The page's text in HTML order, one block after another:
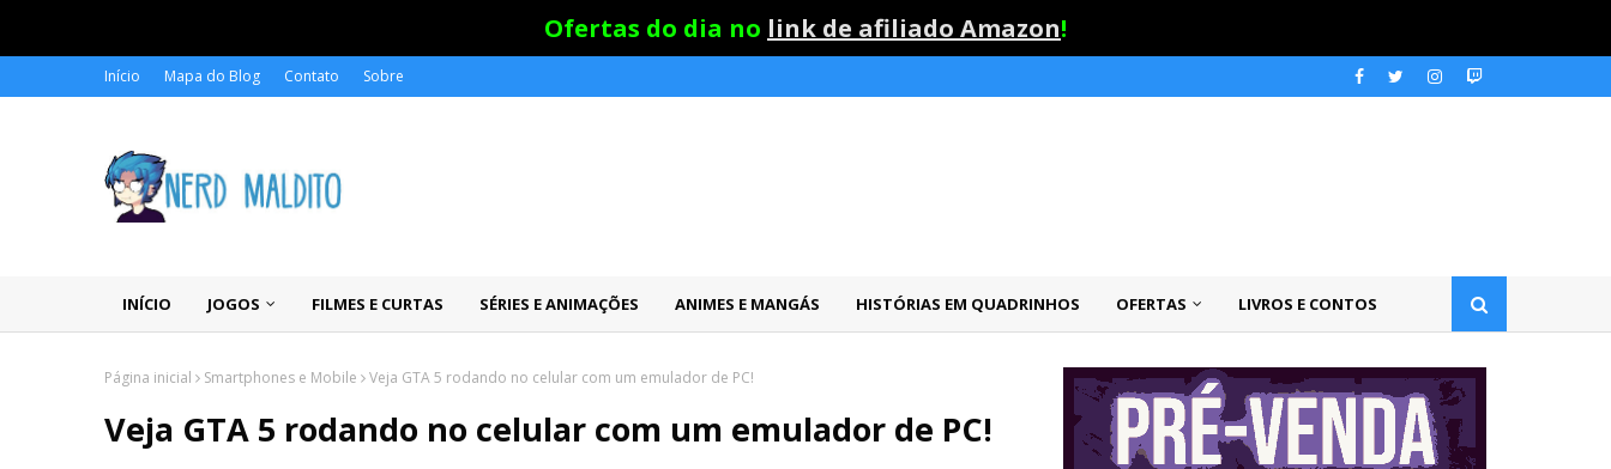
Ofertas do dia no link de afiliado Amazon!
Início Mapa do Blog Contato Sobre
INÍCIO JOGOS FILMES E CURTAS SÉRIES E ANIMAÇÕES ANIMES E MANGÁS HISTÓRIAS EM QUADRINHOS OFERTAS LIVROS E CONTOS
Página inicial Smartphones e Mobile Veja GTA 5 rodando no celular com um emulador de PC!
Veja GTA 5 rodando no celular com um emulador de PC!